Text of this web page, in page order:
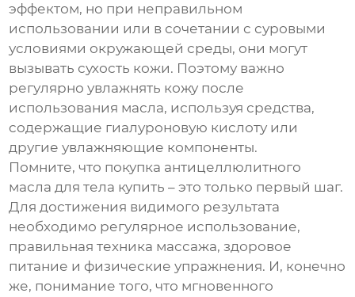
эффектом, но при неправильном
использовании или в сочетании с суровыми
условиями окружающей среды, они могут
вызывать сухость кожи. Поэтому важно
регулярно увлажнять кожу после
использования масла, используя средства,
содержащие гиалуроновую кислоту или
другие увлажняющие компоненты.
Помните, что покупка антицеллюлитного
масла для тела купить – это только первый шаг.
Для достижения видимого результата
необходимо регулярное использование,
правильная техника массажа, здоровое
питание и физические упражнения. И, конечно
же, понимание того, что мгновенного